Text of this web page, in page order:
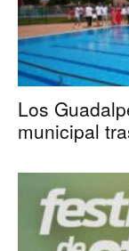
Los
municipal